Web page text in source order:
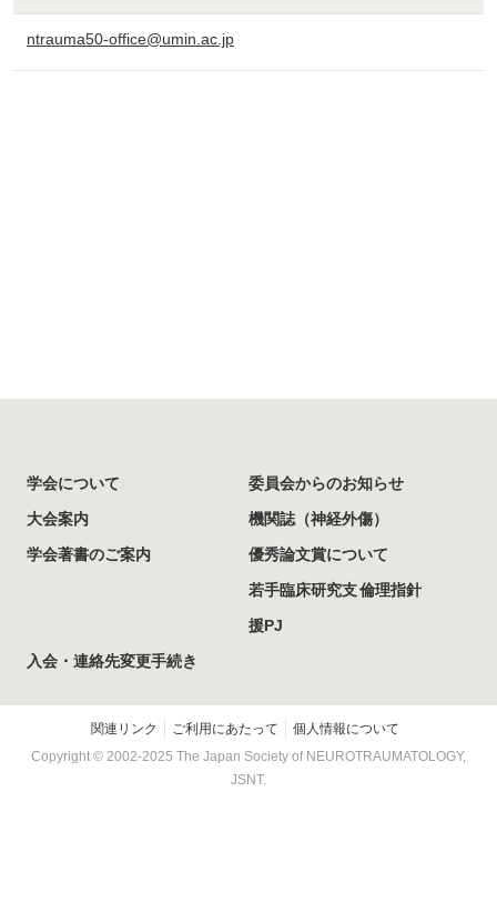
ntrauma50-office@umin.ac.jp
学会について
委員会からのお知らせ
大会案内
機関誌（神経外傷）
学会著書のご案内
優秀論文賞について
若手臨床研究支
援PJ
倫理指針
入会・連絡先変更手続き
関連リンク ご利用にあたって
個人情報について
Copyright © 2002-2025 The Japan Society of NEUROTRAUMATOLOGY,
JSNT.